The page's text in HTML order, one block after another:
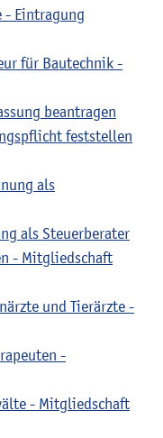
- Eintragung
für Bautechnik -
beantragen
feststellen
als
als Steuerberater
- Mitgliedschaft
und Tierärzte -
-
- Mitgliedschaft